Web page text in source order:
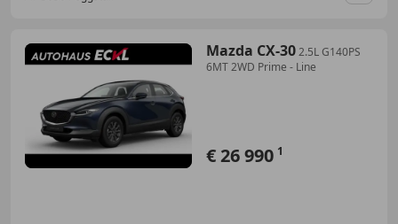
Mazda CX-302.5L G140PS
6MT 2WD Prime - Line
€ 26 990 1